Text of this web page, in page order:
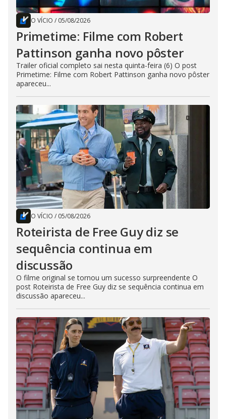
O VÍCIO / 05/08/2026
Primetime: Filme com Robert
Pattinson ganha novo pôster
Trailer oficial completo sai nesta quinta-feira (6) O post
Primetime: Filme com Robert Pattinson ganha novo pôster
apareceu...
O VÍCIO / 05/08/2026
Roteirista de Free Guy diz se
sequência continua em
discussão
O filme original se tornou um sucesso surpreendente O
post Roteirista de Free Guy diz se sequência continua em
discussão apareceu...